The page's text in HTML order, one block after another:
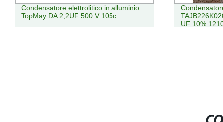
Condensatore elettrolitico in alluminio
TopMay DA 2,2UF 500 V 105c
UF 10%